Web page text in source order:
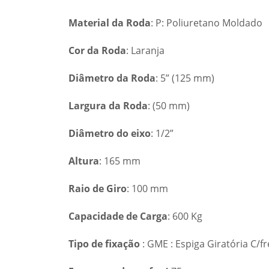
Material da Roda: P: Poliuretano Moldado
Cor da Roda: Laranja
Diâmetro da Roda: 5” (125 mm)
Largura da Roda: (50 mm)
Diâmetro do eixo: 1/2”
Altura: 165 mm
Raio de Giro: 100 mm
Capacidade de Carga: 600 Kg
Tipo de fixação : GME : Espiga Giratória C/